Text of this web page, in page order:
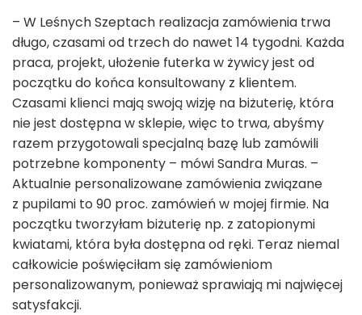
– W Leśnych Szeptach realizacja zamówienia trwa
długo, czasami od trzech do nawet 14 tygodni. Każda
praca, projekt, ułożenie futerka w żywicy jest od
początku do końca konsultowany z klientem.
Czasami klienci mają swoją wizję na biżuterię, która
nie jest dostępna w sklepie, więc to trwa, abyśmy
razem przygotowali specjalną bazę lub zamówili
potrzebne komponenty – mówi Sandra Muras. –
Aktualnie personalizowane zamówienia związane
z pupilami to 90 proc. zamówień w mojej firmie. Na
początku tworzyłam biżuterię np. z zatopionymi
kwiatami, która była dostępna od ręki. Teraz niemal
całkowicie poświęciłam się zamówieniom
personalizowanym, ponieważ sprawiają mi najwięcej
satysfakcji.